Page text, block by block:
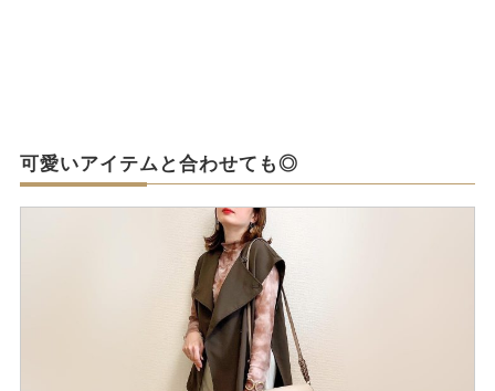
可愛いアイテムと合わせても◎